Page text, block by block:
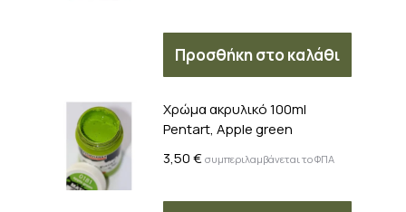
Προσθήκη στο καλάθι
Χρώμα ακρυλικό 100ml
Pentart, Apple green
3,50€ συμπεριλαμβάνεται το ΦΠΑ